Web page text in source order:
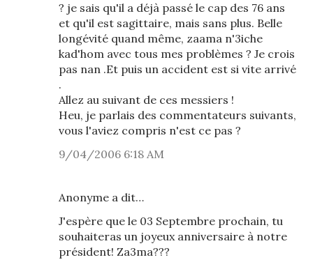
? je sais qu'il a déjà passé le cap des 76 ans
et qu'il est sagittaire, mais sans plus. Belle
longévité quand même, zaama n'3iche
kad'hom avec tous mes problèmes ? Je crois
pas nan .Et puis un accident est si vite arrivé
.
Allez au suivant de ces messiers !
Heu, je parlais des commentateurs suivants,
vous l'aviez compris n'est ce pas ?
9/04/2006 6:18 AM
Anonyme a dit…
J'espère que le 03 Septembre prochain, tu
souhaiteras un joyeux anniversaire à notre
président! Za3ma???